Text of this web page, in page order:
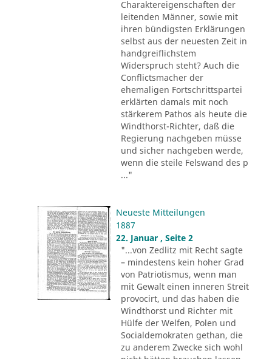
Charaktereigenschaften der
leitenden Männer, sowie mit
ihren bündigsten Erklärungen
selbst aus der neuesten Zeit in
handgreiflichstem
Widerspruch steht? Auch die
Conflictsmacher der
ehemaligen Fortschrittspartei
erklärten damals mit noch
stärkerem Pathos als heute die
Windthorst-Richter, daß die
Regierung nachgeben müsse
und sicher nachgeben werde,
wenn die steile Felswand des p
..."
Neueste Mitteilungen
1887
22. Januar , Seite 2
"...von Zedlitz mit Recht sagte
– mindestens kein hoher Grad
von Patriotismus, wenn man
mit Gewalt einen inneren Streit
provocirt, und das haben die
Windthorst und Richter mit
Hülfe der Welfen, Polen und
Socialdemokraten gethan, die
zu anderem Zwecke sich wohl